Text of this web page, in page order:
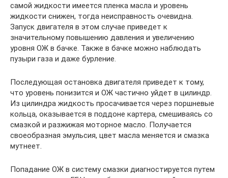
самой жидкости имеется пленка масла и уровень
жидкости снижен, тогда неисправность очевидна.
Запуск двигателя в этом случае приведет к
значительному повышению давления и увеличению
уровня ОЖ в бачке. Также в бачке можно наблюдать
пузыри газа и даже бурление.
Последующая остановка двигателя приведет к тому,
что уровень понизится и ОЖ частично уйдет в цилиндр.
Из цилиндра жидкость просачивается через поршневые
кольца, оказывается в поддоне картера, смешиваясь со
смазкой и разжижая моторное масло. Получается
своеобразная эмульсия, цвет масла меняется и смазка
мутнеет.
Попадание ОЖ в систему смазки диагностируется путем